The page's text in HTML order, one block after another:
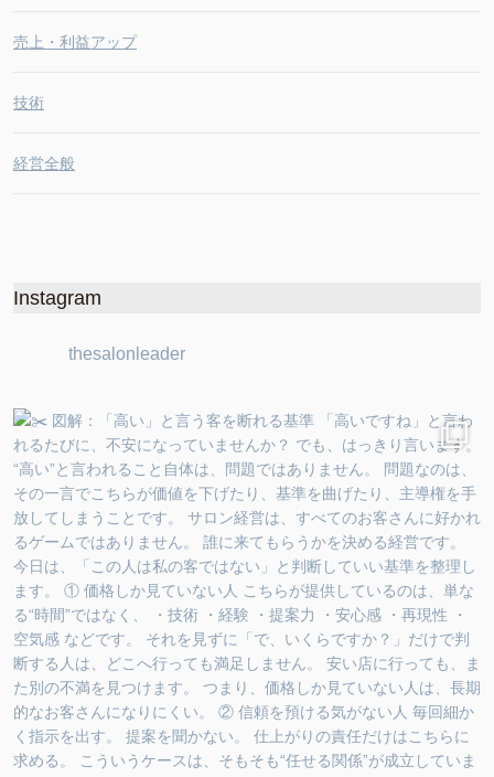
売上・利益アップ
技術
経営全般
Instagram
thesalonleader